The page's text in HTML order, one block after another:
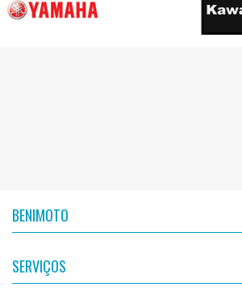
BENIMOTO
SERVIÇOS